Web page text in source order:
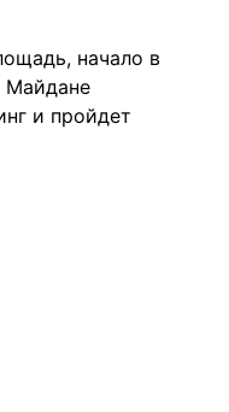
начало в
Майдане
и пройдет